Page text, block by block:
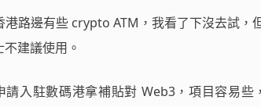
港路邊有些 crypto ATM，我看了下沒去試
不建議使用。
請入駐數碼港拿補貼對 Web3，項目容易